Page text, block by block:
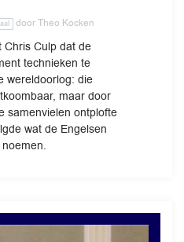
doorTheo Kocken
Chris Culp dat de
technieken te
wereldoorlog: die
maar door
samenvielen ontplofte
wat de Engelsen